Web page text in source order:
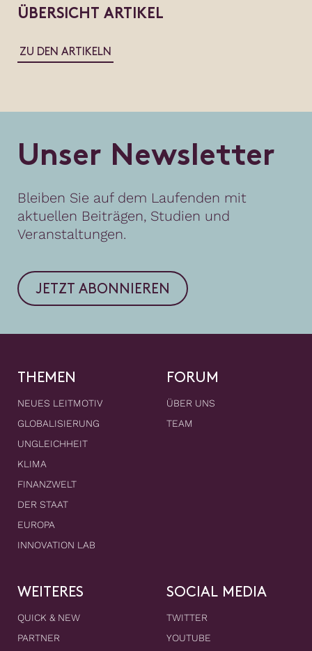
ÜBERSICHT ARTIKEL
ZU DEN ARTIKELN
Unser Newsletter
Bleiben Sie auf dem Laufenden mit
aktuellen Beiträgen, Studien und
Veranstaltungen.
JETZT ABONNIEREN
THEMEN
NEUES LEITMOTIV
GLOBALISIERUNG
UNGLEICHHEIT
KLIMA
FINANZWELT
DER STAAT
EUROPA
INNOVATION LAB
FORUM
ÜBER UNS
TEAM
WEITERES
QUICK & NEW
PARTNER
SOCIAL MEDIA
TWITTER
YOUTUBE